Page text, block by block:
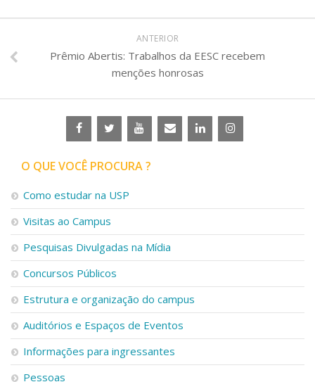
ANTERIOR
Prêmio Abertis: Trabalhos da EESC recebem
menções honrosas
O QUE VOCÊ PROCURA ?
Como estudar na USP
Visitas ao Campus
Pesquisas Divulgadas na Mídia
Concursos Públicos
Estrutura e organização do campus
Auditórios e Espaços de Eventos
Informações para ingressantes
Pessoas